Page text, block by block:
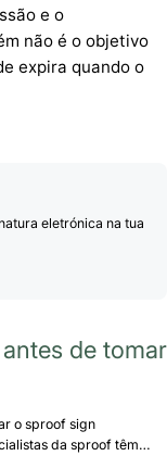
e o
não é o objetivo
expira quando o
eletrónica na tua
de tomar
o sproof sign
da sproof têm…